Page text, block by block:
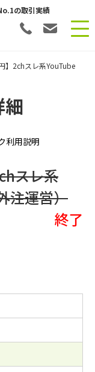
の取引実績
】2chスレ系YouTube
利用説明
スレ系
注運営）
終了